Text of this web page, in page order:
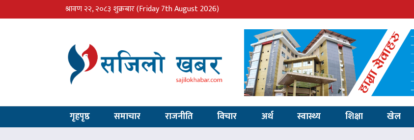
श्रावण २२, २०८३ शुक्रबार(Friday 7th August 2026)
गृहपृष्ठ समाचार राजनीति विचार अर्थ स्वास्थ्य शिक्षा खेल